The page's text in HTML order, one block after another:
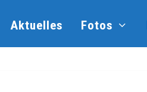
Aktuelles Fotos